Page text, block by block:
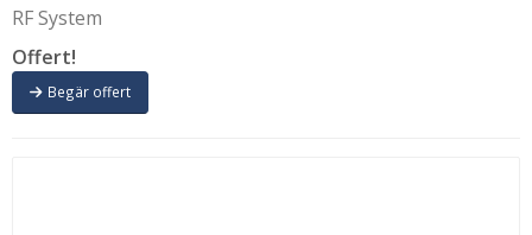
RF System
Offert!
Begär offert